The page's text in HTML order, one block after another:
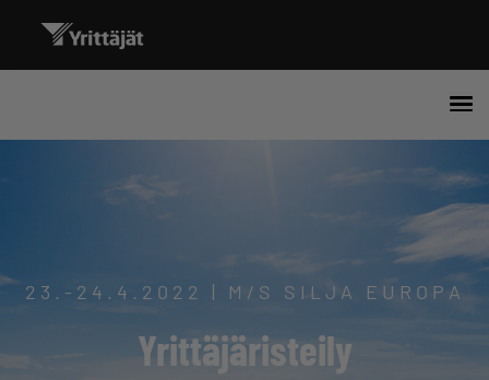
23.-24.4.2022 | M/S SILJA EUROPA
Yrittäjäristeily